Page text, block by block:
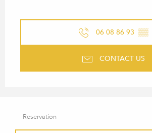
06 08 86 93 ▒▒
CONTACT US
Reservation